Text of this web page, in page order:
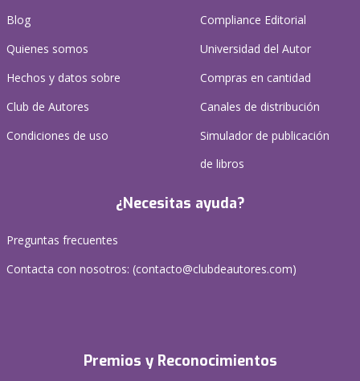
Blog
Quienes somos
Hechos y datos sobre
Club de Autores
Condiciones de uso
Compliance Editorial
Universidad del Autor
Compras en cantidad
Canales de distribución
Simulador de publicación
de libros
¿Necesitas ayuda?
Preguntas frecuentes
Contacta con nosotros: (contacto@clubdeautores.com)
Premios y Reconocimientos